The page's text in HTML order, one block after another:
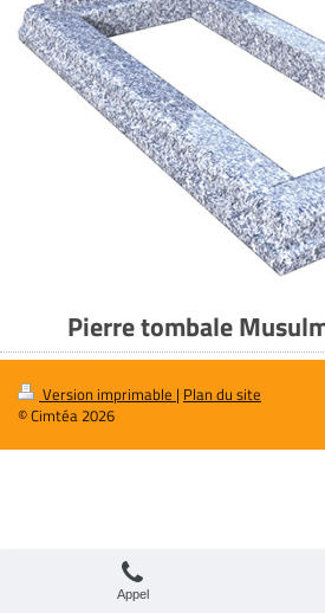
Pierre tombale
Version imprimable | Plan du site
© Cimtéa 2026
Appel